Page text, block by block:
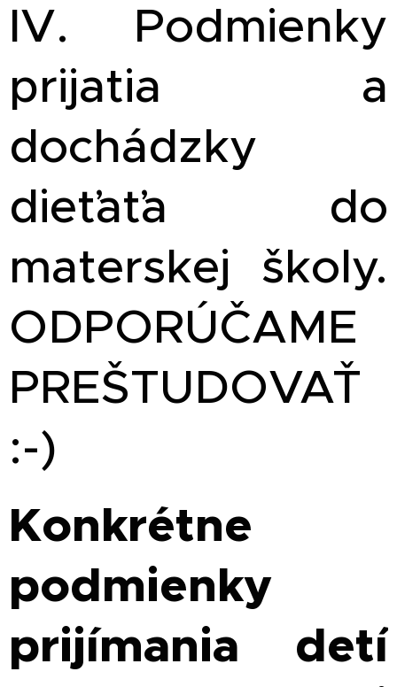
IV. Podmienky
prijatia a
dochádzky
dieťaťa do
materskej školy.
ODPORÚČAME
PREŠTUDOVAŤ
:-)
Konkrétne
podmienky
prijímania detí